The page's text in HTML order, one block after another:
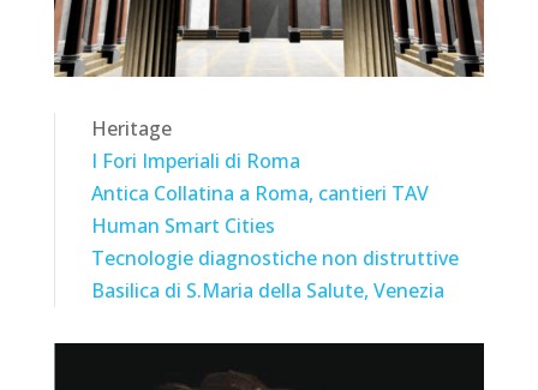
Heritage
I Fori Imperiali di Roma
Antica Collatina a Roma, cantieri TAV
Human Smart Cities
Tecnologie diagnostiche non distruttive
Basilica di S.Maria della Salute, Venezia